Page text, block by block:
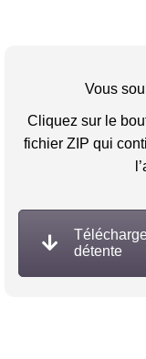
Vous
Cliquez sur le
fichier ZIP qui
détente